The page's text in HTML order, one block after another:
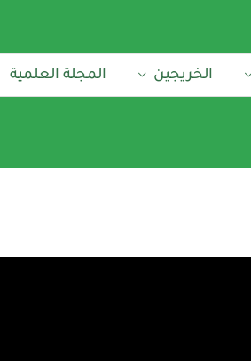
الخريجين المجلة العلمية